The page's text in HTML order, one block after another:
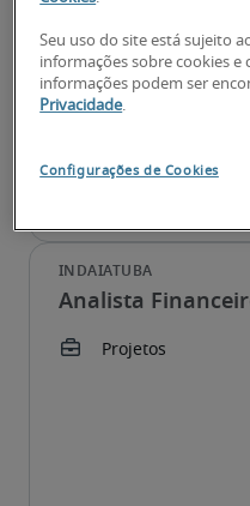
Analista
Seu uso do site está sujeito
informações sobre cookies
informações podem ser
Privacidade.
Configurações de Cookies